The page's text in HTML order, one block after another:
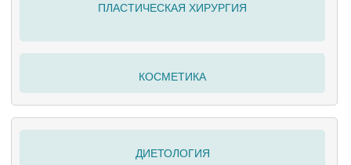
ПЛАСТИЧЕСКАЯ ХИРУРГИЯ
КОСМЕТИКА
ДИЕТОЛОГИЯ